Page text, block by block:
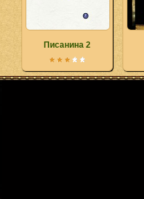
Писанина 2